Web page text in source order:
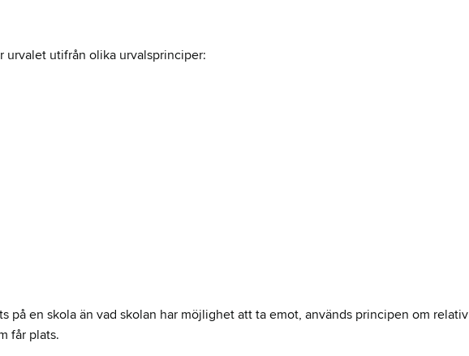
urvalet utifrån olika urvalsprinciper:
på en skola än vad skolan har möjlighet att ta emot, används principen om relativ
får plats.